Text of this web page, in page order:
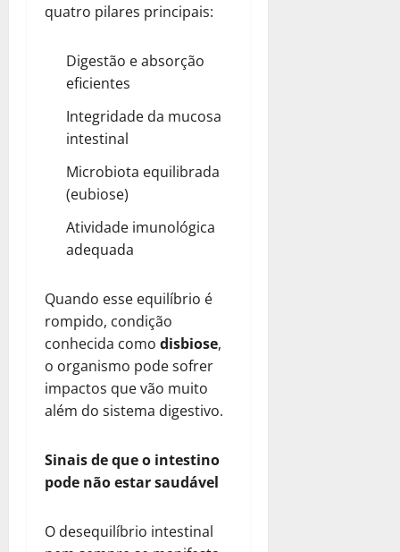
quatro pilares principais:
Digestão e absorção
eficientes
Integridade da mucosa
intestinal
Microbiota equilibrada
(eubiose)
Atividade imunológica
adequada
Quando esse equilíbrio é
rompido, condição
conhecida como disbiose,
o organismo pode sofrer
impactos que vão muito
além do sistema digestivo.
Sinais de que o intestino
pode não estar saudável
O desequilíbrio intestinal